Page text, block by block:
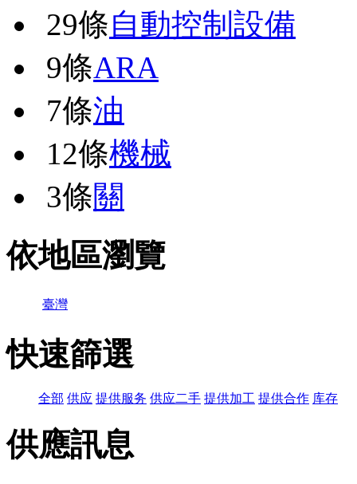
29條自動控制設備
9條ARA
7條油
12條機械
3條關
依地區瀏覽
臺灣
快速篩選
全部 供应 提供服务 供应二手 提供加工 提供合作 库存
供應訊息